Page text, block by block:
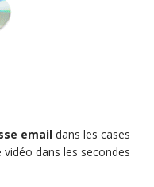
email dans les cases
dans les secondes